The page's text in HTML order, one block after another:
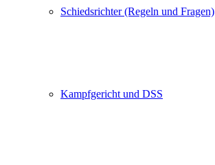
Schiedsrichter (Regeln und Fragen)
Kampfgericht und DSS